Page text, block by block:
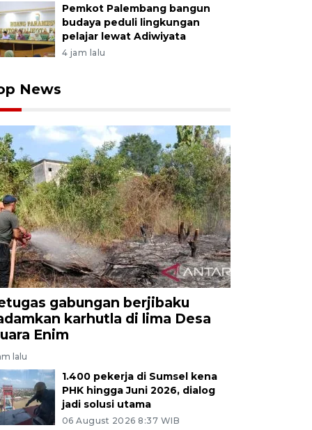
Pemkot Palembang bangun
budaya peduli lingkungan
pelajar lewat Adiwiyata
4 jam lalu
News
gabungan berjibaku
karhutla di lima Desa
Enim
lalu
1.400 pekerja di Sumsel kena
PHK hingga Juni 2026, dialog
jadi solusi utama
06 August 2026 8:37 WIB